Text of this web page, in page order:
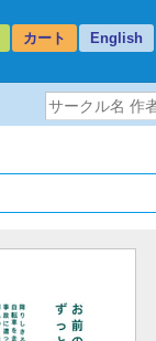
カート English